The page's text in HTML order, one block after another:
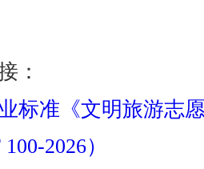
：
标准《文明旅游志
2026）